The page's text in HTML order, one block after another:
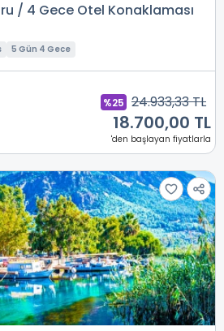
/ 4 Gece Otel Konaklaması
5 Gün 4 Gece
%25 24.933,33 TL
18.700,00 TL
'den başlayan fiyatlarla